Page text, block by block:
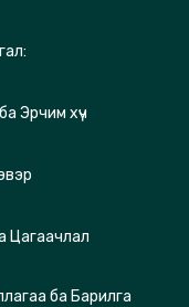
Эрчим хүч
Цагаачлал
ба Барилга